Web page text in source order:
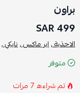
براون
499 SAR
الاحذية ,اير ماكس ,نايكي ,
متوفر
تم شراءه7 مرات